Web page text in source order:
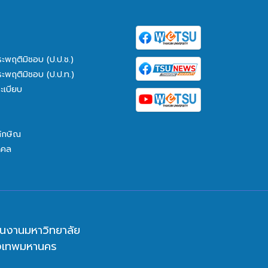
ะพฤติมิชอบ (ป.ป.ช.)
ะพฤติมิชอบ (ป.ป.ท.)
บียบ
กษิณ
ล
งานมหาวิทยาลัย
พมหานคร